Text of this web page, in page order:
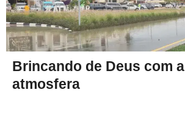
Brincando de Deus com a
atmosfera